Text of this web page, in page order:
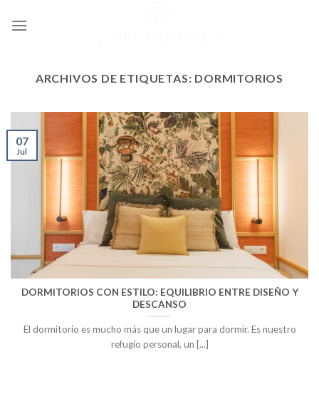
ARCHIVOS DE ETIQUETAS: DORMITORIOS
DORMITORIOS CON ESTILO: EQUILIBRIO ENTRE DISEÑO Y
DESCANSO
El dormitorio es mucho más que un lugar para dormir. Es nuestro
refugio personal, un [...]
07
Jul